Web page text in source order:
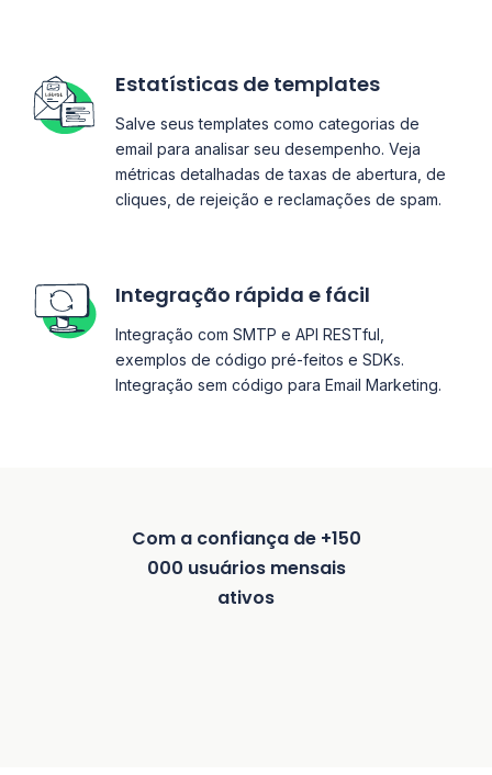
Estatísticas de templates
Salve seus templates como categorias de
email para analisar seu desempenho. Veja
métricas detalhadas de taxas de abertura, de
cliques, de rejeição e reclamações de spam.
Integração rápida e fácil
Integração com SMTP e API RESTful,
exemplos de código pré-feitos e SDKs.
Integração sem código para Email Marketing.
Com a confiança de +150
000 usuários mensais
ativos